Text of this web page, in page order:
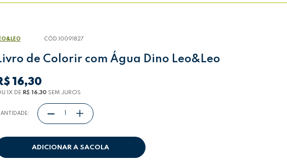
CÓD: 10091827
de Colorir com Água Dino Leo&Leo
16,30
1XDE R$ 16,30SEM JUROS
ADICIONAR A SACOLA